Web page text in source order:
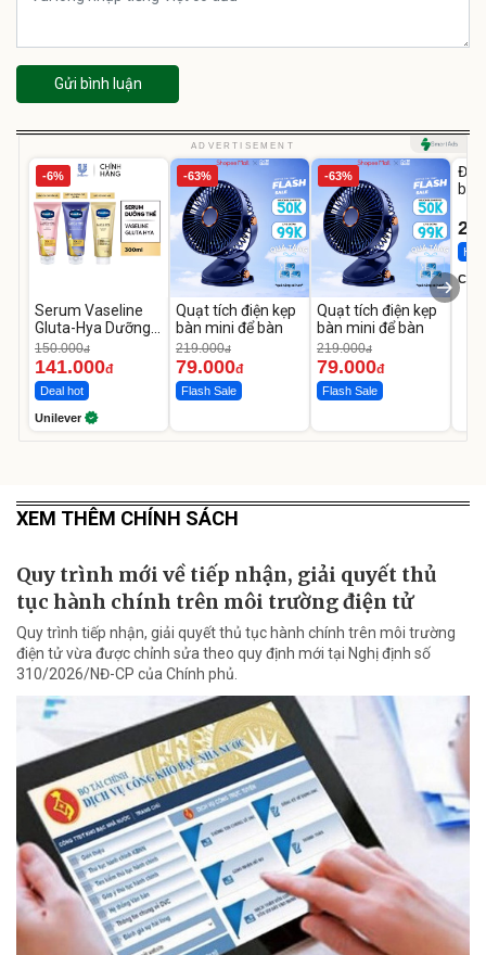
Gửi bình luận
ADVERTISEMENT
-6%
Serum Vaseline
Gluta-Hya Dưỡng
Da Sáng Mịn Sau 7
Ngày
150.000đ
141.000đ
Deal hot
Unilever
-63%
Quạt tích điện kẹp
bàn mini để bàn
219.000đ
79.000đ
Flash Sale
-63%
Quạt tích điện kẹp
bàn mini để bàn
219.000đ
79.000đ
Flash Sale
Đai
bé
Hot
XEM THÊM CHÍNH SÁCH
Quy trình mới về tiếp nhận, giải quyết thủ
tục hành chính trên môi trường điện tử
Quy trình tiếp nhận, giải quyết thủ tục hành chính trên môi trường
điện tử vừa được chỉnh sửa theo quy định mới tại Nghị định số
310/2026/NĐ-CP của Chính phủ.